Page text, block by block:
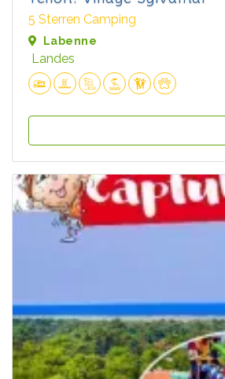
5 Sterren Camping
Labenne
Landes